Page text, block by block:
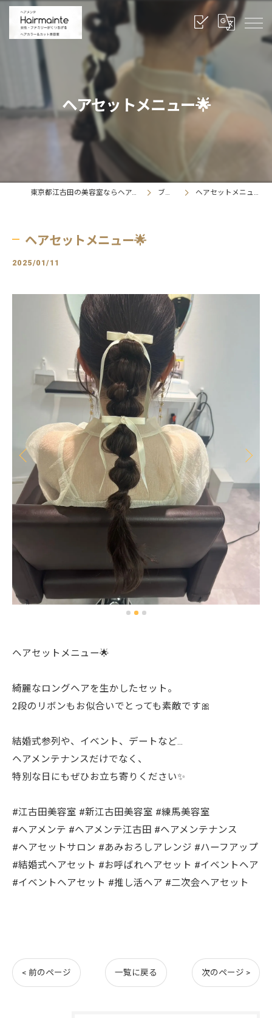
ヘアセットメニュー🌟
東京都江古田の美容室ならヘアメンテ ブログ ヘアセットメニュー🌟
ヘアセットメニュー🌟
2025/01/11
ヘアセットメニュー🌟
綺麗なロングヘアを生かしたセット。
2段のリボンもお似合いでとっても素敵です🎀
結婚式参列や、イベント、デートなど...
ヘアメンテナンスだけでなく、
特別な日にもぜひお立ち寄りください✨
#江古田美容室 #新江古田美容室 #練馬美容室
#ヘアメンテ #ヘアメンテ江古田 #ヘアメンテナンス
#ヘアセットサロン #あみおろしアレンジ #ハーフアップ
#結婚式ヘアセット #お呼ばれヘアセット #イベントヘア
#イベントヘアセット #推し活ヘア #二次会ヘアセット
< 前のページ 一覧に戻る 次のページ >